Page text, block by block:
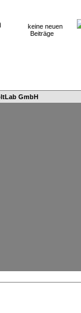
keine neuen
Beiträge
GmbH